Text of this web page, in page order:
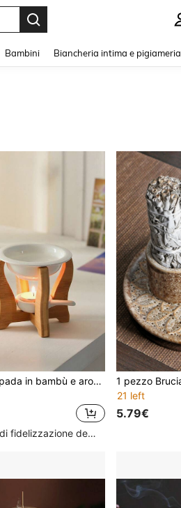
Bambini Biancheria intima e pigiameria
1 pezzo Lampada in bambù e aromatica, bruciatore di oli essenziali in ceramica, scaldino per candele ad olio essenziale per uso domestico, diffusore di oli per la casa, adatto per decorazione domestica, esposizione da scrivania, regalo di compleanno, decorazione per feste, regalo di laurea, regalo della festa della mamma
Alto livello di fidelizzazione dei clienti
21 left
5.79€